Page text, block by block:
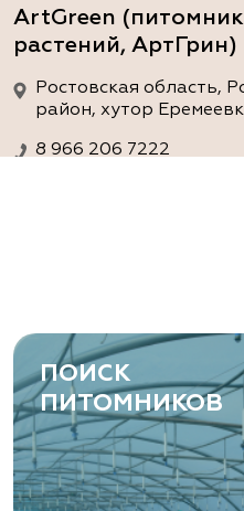
ArtGreen
растений, АртГрин)
Ростовская область,
район, хутор
8 966 206 7222
Ростовская область,
Левобережная ул,
8 966 206 7222
www.art-green.ru
ПОИСК
ПИТОМНИКОВ